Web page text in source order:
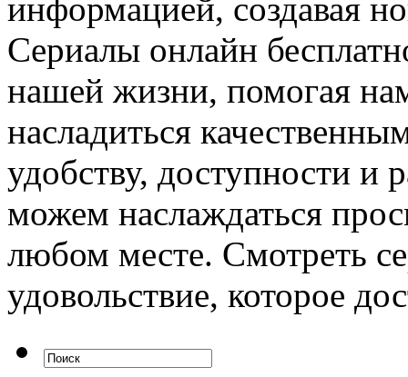
информацией, создавая
Сериалы онлайн
нашей жизни, помогая
насладиться
удобству, доступности и
можем наслаждаться
любом месте. Смотреть
удовольствие, которое